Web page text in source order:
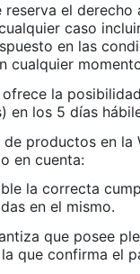
el
caso
en las
cualquier
la
en los 5 días
productos en la
en cuenta:
la correcta
en el mismo.
que posee
que confirma el